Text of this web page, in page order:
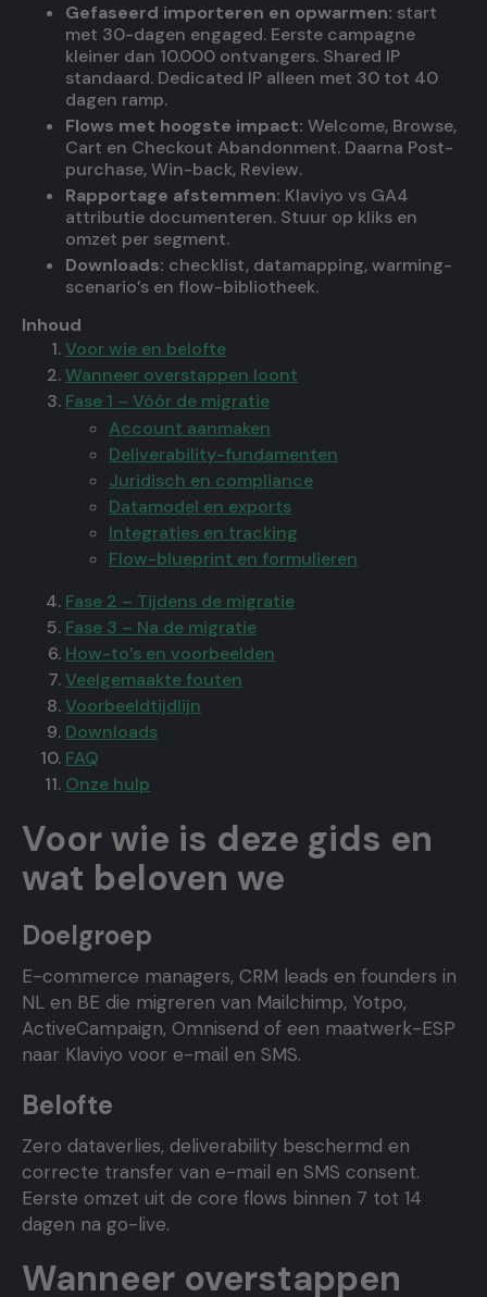
Gefaseerd importeren en opwarmen: start
met 30-dagen engaged. Eerste campagne
kleiner dan 10.000 ontvangers. Shared IP
standaard. Dedicated IP alleen met 30 tot 40
dagen ramp.
Flows met hoogste impact: Welcome, Browse,
Cart en Checkout Abandonment. Daarna Post-
purchase, Win-back, Review.
Rapportage afstemmen: Klaviyo vs GA4
attributie documenteren. Stuur op kliks en
omzet per segment.
Downloads: checklist, datamapping, warming-
scenario’s en flow-bibliotheek.
Inhoud
Voor wie en belofte
Wanneer overstappen loont
Fase 1 – Vóór de migratie
Account aanmaken
Deliverability-fundamenten
Juridisch en compliance
Datamodel en exports
Integraties en tracking
Flow-blueprint en formulieren
Fase 2 – Tijdens de migratie
Fase 3 – Na de migratie
How-to’s en voorbeelden
Veelgemaakte fouten
Voorbeeldtijdlijn
Downloads
FAQ
Onze hulp
Voor wie is deze gids en
wat beloven we
Doelgroep
E-commerce managers, CRM leads en founders in
NL en BE die migreren van Mailchimp, Yotpo,
ActiveCampaign, Omnisend of een maatwerk-ESP
naar Klaviyo voor e-mail en SMS.
Belofte
Zero dataverlies, deliverability beschermd en
correcte transfer van e-mail en SMS consent.
Eerste omzet uit de core flows binnen 7 tot 14
dagen na go-live.
Wanneer overstappen